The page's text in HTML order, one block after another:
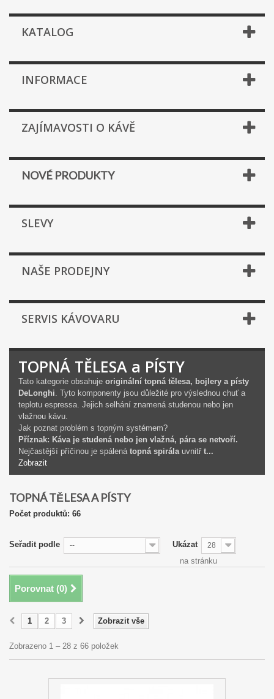
KATALOG
INFORMACE
ZAJÍMAVOSTI O KÁVĚ
NOVÉ PRODUKTY
SLEVY
NAŠE PRODEJNY
SERVIS KÁVOVARU
TOPNÁ TĚLESA a PÍSTY
Tato kategorie obsahuje originální topná tělesa, bojlery a písty
DeLonghi. Tyto komponenty jsou důležité pro výslednou chuť a
teplotu espressa. Jejich selhání znamená studenou nebo jen
vlažnou kávu.
Jak poznat problém s topným systémem?
Příznak: Káva je studená nebo jen vlažná, pára se netvoří.
Nejčastější příčinou je spálená topná spirálauvnitř t...
Zobrazit
TOPNÁ TĚLESA A PÍSTY
Počet produktů: 66
Seřadit podle -- Ukázat 28
na stránku
Porovnat (0)
Zobrazit vše
1 2 3
Zobrazeno 1 – 28 z 66 položek